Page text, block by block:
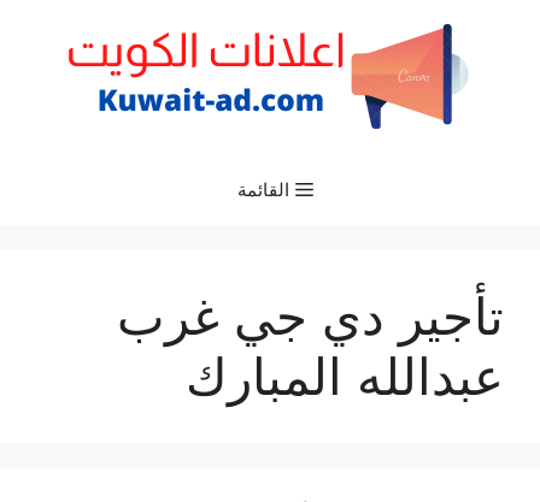
القائمة
تأجير دي جي غرب
عبدالله المبارك